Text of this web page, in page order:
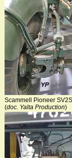
Scammell Pioneer SV2S
(doc. Yalta Production)